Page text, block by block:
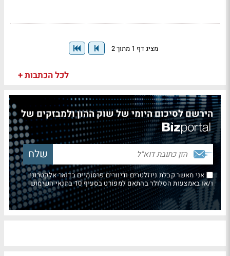
מציג דף 1 מתוך 2
לכל הכתבות +
הירשם לסיכום היומי של שוק ההון ולמבזקים של
אני מאשר קבלת ניוזלטרים ודיוורים פרסומיים בדואר אלקטרוני
ו/או באמצעות הסלולר בהתאם למפורט בסעיף 10 בתנאי השימוש